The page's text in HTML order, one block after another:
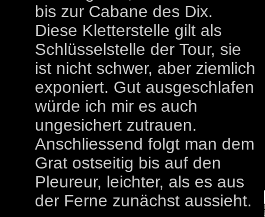
bis zur Cabane des Dix.
Diese Kletterstelle gilt als
Schlüsselstelle der Tour, sie
ist nicht schwer, aber ziemlich
exponiert. Gut ausgeschlafen
würde ich mir es auch
ungesichert zutrauen.
Anschliessend folgt man dem
Grat ostseitig bis auf den
Pleureur, leichter, als es aus
der Ferne zunächst aussieht.